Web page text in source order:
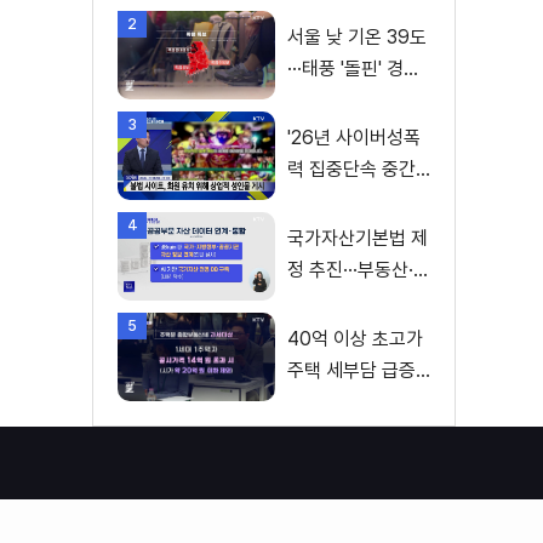
2
서울 낮 기온 39도
···태풍 '돌핀' 경로
3
'26년 사이버성폭
력 집중단속 중간
진계획은?
4
국가자산기본법 제
정 추진···부동산·주
5
40억 이상 초고가
주택 세부담 급증···
화